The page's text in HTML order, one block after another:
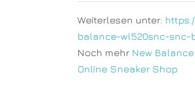
Weiterlesen unter:
balance-wl520snc-snc-
Noch mehr New
Online Sneaker Shop